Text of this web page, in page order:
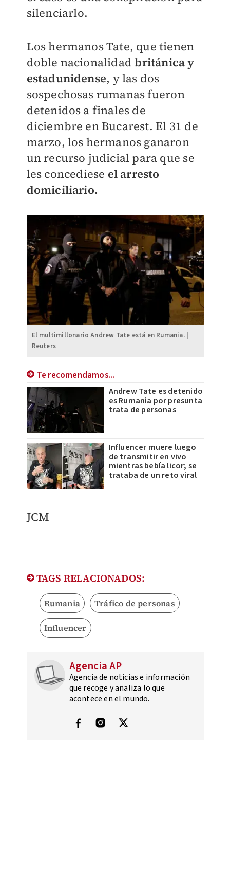
silenciarlo.
Los hermanos Tate, que tienen
doble nacionalidadbritánica y
estadunidense, y las dos
sospechosas rumanas fueron
detenidos a finales de
diciembre en Bucarest. El 31 de
marzo, los hermanos ganaron
un recurso judicial para que se
les concediese el arresto
domiciliario.
El multimillonario Andrew Tate está en Rumania. |
Reuters
Te recomendamos...
Andrew Tate es detenido
es Rumania por presunta
trata de personas
Influencer muere luego
de transmitir en vivo
mientras bebía licor; se
trataba de un reto viral
JCM
TAGS RELACIONADOS:
Rumania Tráfico de personas
Influencer
Agencia AP
Agencia de noticias e información
que recoge y analiza lo que
acontece en el mundo.